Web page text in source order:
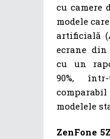
cu camere
modele
artificială
ecrane
cu un
90%,
modelele
ZenFone 5Z